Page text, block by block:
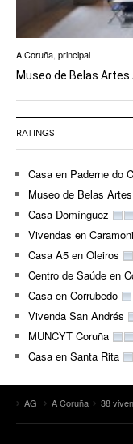
A Coruña principal
Museo de Belas Artes
RATINGS
Casa en Paderne do
Museo de Belas
Casa Domínguez
Vivendas en
Casa A5 en Oleiros
Centro de Saúde en
Casa en Corrubedo
Vivenda San Andrés
MUNCYT Coruña
Casa en Santa Rita
AG A Coruña 38